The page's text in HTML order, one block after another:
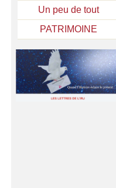
Un peu de tout
PATRIMOINE